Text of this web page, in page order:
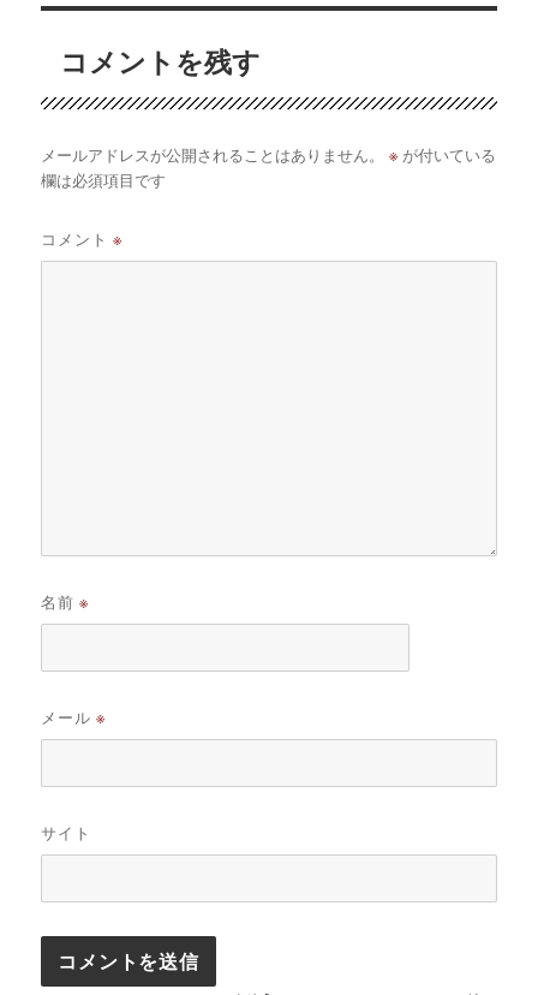
コメントを残す
メールアドレスが公開されることはありません。 ※ が付いている
欄は必須項目です
コメント※
名前※
メール※
サイト